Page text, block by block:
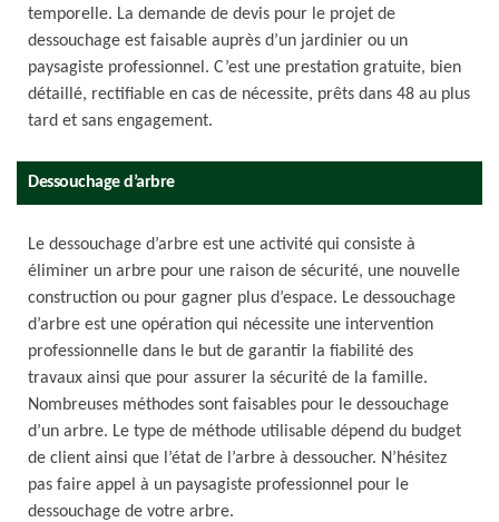
temporelle. La demande de devis pour le projet de
dessouchage est faisable auprès d’un jardinier ou un
paysagiste professionnel. C’est une prestation gratuite, bien
détaillé, rectifiable en cas de nécessite, prêts dans 48 au plus
tard et sans engagement.
Dessouchage d’arbre
Le dessouchage d’arbre est une activité qui consiste à
éliminer un arbre pour une raison de sécurité, une nouvelle
construction ou pour gagner plus d’espace. Le dessouchage
d’arbre est une opération qui nécessite une intervention
professionnelle dans le but de garantir la fiabilité des
travaux ainsi que pour assurer la sécurité de la famille.
Nombreuses méthodes sont faisables pour le dessouchage
d’un arbre. Le type de méthode utilisable dépend du budget
de client ainsi que l’état de l’arbre à dessoucher. N’hésitez
pas faire appel à un paysagiste professionnel pour le
dessouchage de votre arbre.